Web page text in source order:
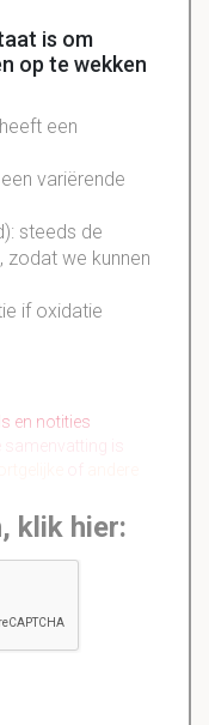
is om
op te wekken
een
variërende
steeds de
we kunnen
if oxidatie
en notities
is
klik hier: